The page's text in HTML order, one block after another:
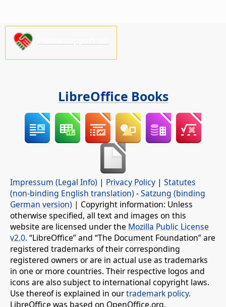
LibreOffice Books
Impressum (Legal Info) | Privacy Policy | Statutes
(non-binding English translation) -Satzung (binding
German version) | Copyright information: Unless
otherwise specified, all text and images on this
website are licensed under the Mozilla Public License
v2.0. “LibreOffice” and “The Document Foundation” are
registered trademarks of their corresponding
registered owners or are in actual use as trademarks
in one or more countries. Their respective logos and
icons are also subject to international copyright laws.
Use thereof is explained in ourtrademark policy.
LibreOffice was based on OpenOffice.org.